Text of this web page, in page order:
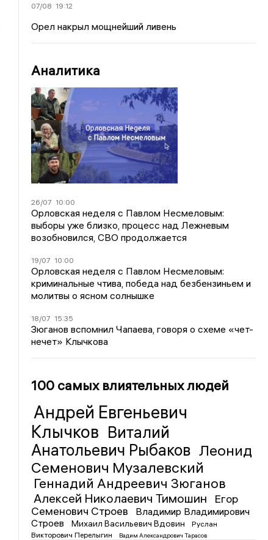
07/08 19:12
Орел накрыл мощнейший ливень
Аналитика
26/07 10:00
Орловская неделя с Павлом Несмеловым:
выборы уже близко, процесс над Лежневым
возобновился, СВО продолжается
19/07 10:00
Орловская неделя с Павлом Несмеловым:
криминальные чтива, победа над безбензиньем и
молитвы о ясном солнышке
18/07 15:35
Зюганов вспомнил Чапаева, говоря о схеме «чет-
нечет» Клычкова
100 самых влиятельных людей
Андрей Евгеньевич
Клычков Виталий
Анатольевич Рыбаков Леонид
Семенович Музалевский
Геннадий Андреевич Зюганов
Алексей Николаевич Тимошин
Егор
Семенович Строев
Владимир Владимирович
Строев
Михаил Васильевич Вдовин
Руслан
Викторович Перелыгин
Вадим Александрович Тарасов